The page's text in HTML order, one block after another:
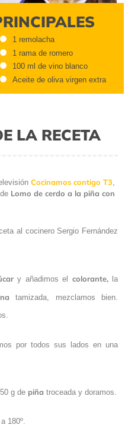
1 remolacha
1 rama de romero
100 ml de vino blanco
Aceite de oliva virgen extra
LA RECETA
Cocinamos contigo T3,
Lomo de cerdo a la piña con
al cocinero Sergio Fernández
y añadimos el colorante,la
tamizada, mezclamos bien.
por todos sus lados en una
g de piña troceada y doramos.
180º.